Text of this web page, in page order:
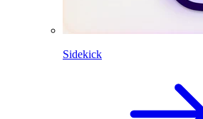
Sidekick